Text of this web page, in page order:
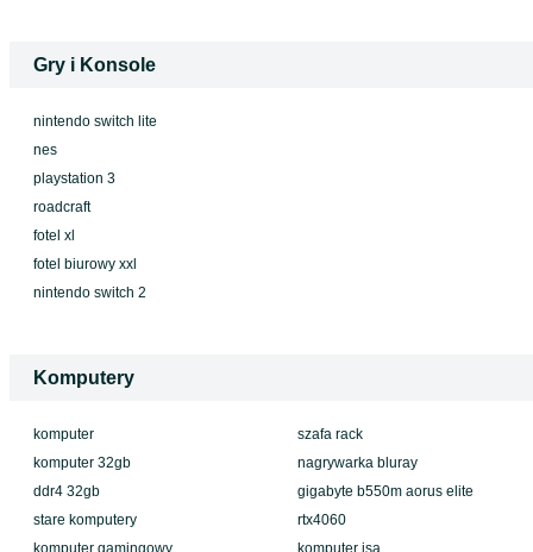
Gry i Konsole
nintendo switch lite
nes
playstation 3
roadcraft
fotel xl
fotel biurowy xxl
nintendo switch 2
Komputery
komputer
komputer 32gb
ddr4 32gb
stare komputery
komputer gamingowy
szafa rack
nagrywarka bluray
gigabyte b550m aorus elite
rtx4060
komputer isa